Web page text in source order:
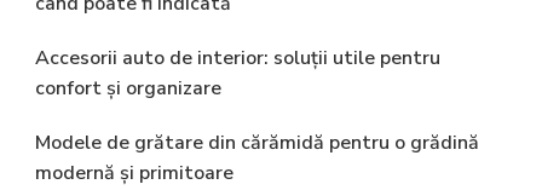
Accesorii auto de interior: soluții utile pentru
confort și organizare
Modele de grătare din cărămidă pentru o grădină
modernă și primitoare